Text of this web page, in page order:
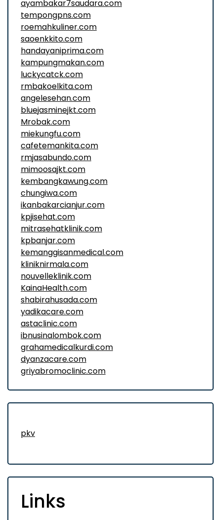
ayambakar7saudara.com
tempongpns.com
roemahkuliner.com
saoenkkito.com
handayaniprima.com
kampungmakan.com
luckycatck.com
rmbakoelkita.com
angelesehan.com
bluejasminejkt.com
Mrobak.com
miekungfu.com
cafetemankita.com
rmjasabundo.com
mimoosajkt.com
kembangkawung.com
chungiwa.com
ikanbakarcianjur.com
kpjisehat.com
mitrasehatklinik.com
kpbanjar.com
kemanggisanmedical.com
kliniknirmala.com
nouvelleklinik.com
KainaHealth.com
shabirahusada.com
yadikacare.com
astaclinic.com
ibnusinalombok.com
grahamedicalkurdi.com
dyanzacare.com
griyabromoclinic.com
pkv
Links